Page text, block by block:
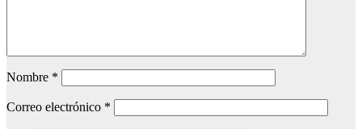
Nombre *
Correo electrónico *